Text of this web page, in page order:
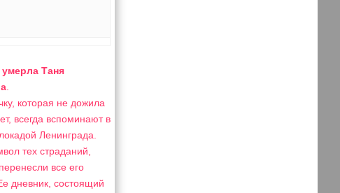
умерла Таня
которая не дожила
всегда вспоминают в
Ленинграда.
тех страданий,
все его
дневник, состоящий